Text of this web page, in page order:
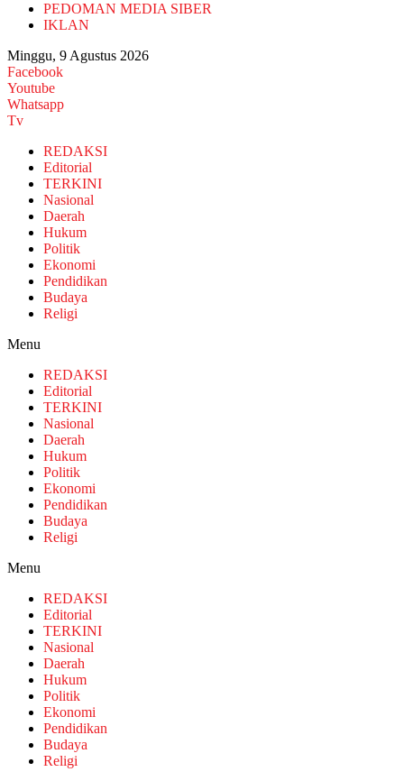
PEDOMAN MEDIA SIBER
IKLAN
Minggu, 9 Agustus 2026
Facebook
Youtube
Whatsapp
Tv
REDAKSI
Editorial
TERKINI
Nasional
Daerah
Hukum
Politik
Ekonomi
Pendidikan
Budaya
Religi
Menu
REDAKSI
Editorial
TERKINI
Nasional
Daerah
Hukum
Politik
Ekonomi
Pendidikan
Budaya
Religi
Menu
REDAKSI
Editorial
TERKINI
Nasional
Daerah
Hukum
Politik
Ekonomi
Pendidikan
Budaya
Religi